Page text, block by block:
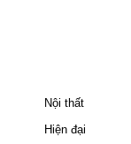
Nội thất
Hiện đại